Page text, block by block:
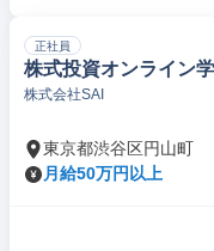
正社員
株式投資オンライン
株式会社SAI
東京都渋谷区円山町
月給50万円以上